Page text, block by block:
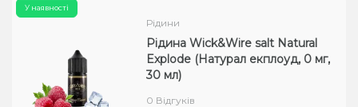
У наявності
Рідини
Рідина Wick&Wire salt Natural
Explode (Натурал екплоуд, 0 мг,
30 мл)
0 Відгуків